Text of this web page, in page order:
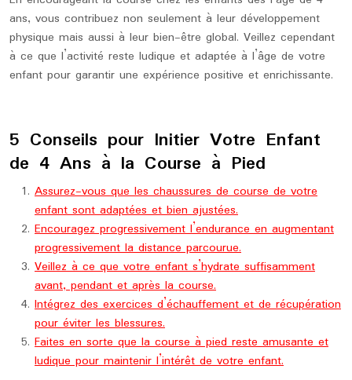
ans, vous contribuez non seulement à leur développement
physique mais aussi à leur bien-être global. Veillez cependant
à ce que l’activité reste ludique et adaptée à l’âge de votre
enfant pour garantir une expérience positive et enrichissante.
5 Conseils pour Initier Votre Enfant
de 4 Ans à la Course à Pied
Assurez-vous que les chaussures de course de votre
enfant sont adaptées et bien ajustées.
Encouragez progressivement l’endurance en augmentant
progressivement la distance parcourue.
Veillez à ce que votre enfant s’hydrate suffisamment
avant, pendant et après la course.
Intégrez des exercices d’échauffement et de récupération
pour éviter les blessures.
Faites en sorte que la course à pied reste amusante et
ludique pour maintenir l’intérêt de votre enfant.